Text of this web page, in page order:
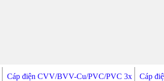
Cáp điện CVV/BVV-Cu/PVC/PVC 3x Cáp